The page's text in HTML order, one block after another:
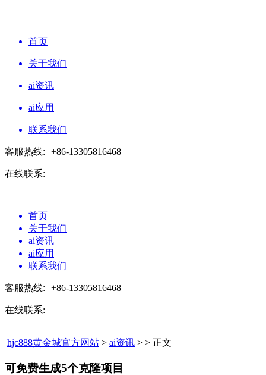
首页
关于我们
ai资讯
ai应用
联系我们
客服热线: +86-13305816468
在线联系:
首页
关于我们
ai资讯
ai应用
联系我们
客服热线: +86-13305816468
在线联系:
hjc888黄金城官方网站 > ai资讯 > > 正文
可免费生成5个克隆项目​